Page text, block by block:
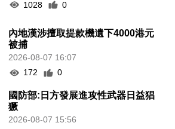
1028
0
內地漢涉擅取提款機遺下4000港元
被捕
2026-08-07 16:07
172
0
國防部:日方發展進攻性武器日益猖
獗
2026-08-07 15:56